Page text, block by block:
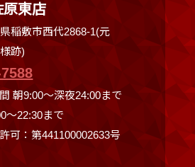
原東店
稲敷市西代2868-1(元
跡)
朝9:00〜深夜24:00まで
〜22:30まで
可：第441100002633号